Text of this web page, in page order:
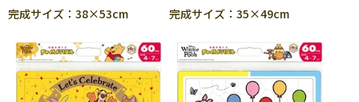
完成サイズ：38×53cm 完成サイズ：35×49cm